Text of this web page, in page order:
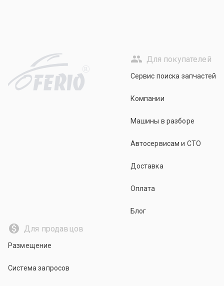
R
Для покупателей
Сервис поиска запчастей
Компании
Машины в разборе
Автосервисам и СТО
Доставка
Оплата
Блог
Для продавцов
Размещение
Система запросов